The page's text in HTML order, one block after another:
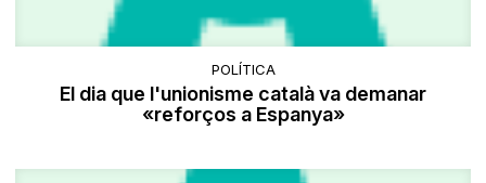
POLÍTICA
El dia que l'unionisme català va demanar
«reforços a Espanya»